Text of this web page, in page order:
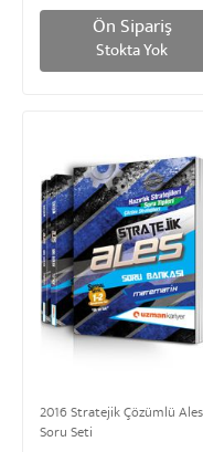
Ön Sipariş
Stokta Yok
2016 Stratejik Çözümlü Ales
Soru Seti